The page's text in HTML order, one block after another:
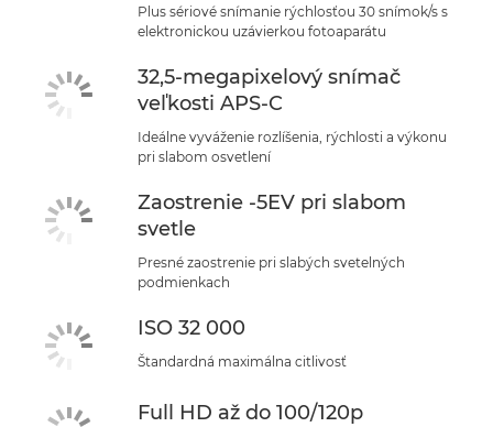
Plus sériové snímanie rýchlosťou 30 snímok/s s
elektronickou uzávierkou fotoaparátu
32,5-megapixelový snímač
veľkosti APS-C
Ideálne vyváženie rozlíšenia, rýchlosti a výkonu
pri slabom osvetlení
Zaostrenie -5EV pri slabom
svetle
Presné zaostrenie pri slabých svetelných
podmienkach
ISO 32 000
Štandardná maximálna citlivosť
Full HD až do 100/120p